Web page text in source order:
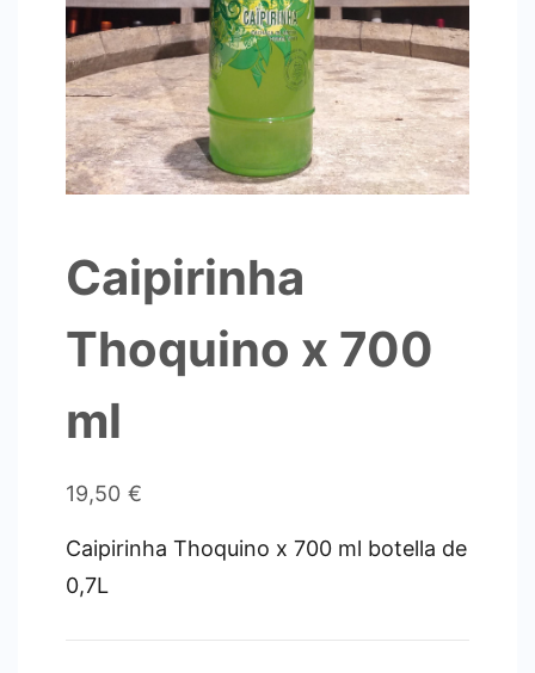
Caipirinha
Thoquino x 700
ml
19,50 €
Caipirinha Thoquino x 700 ml botella de
0,7L